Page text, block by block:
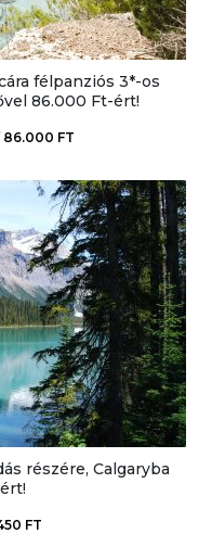
félpanziós 3*-os
86.000 Ft-ért!
86.000 FT
részére, Calgaryba
FT